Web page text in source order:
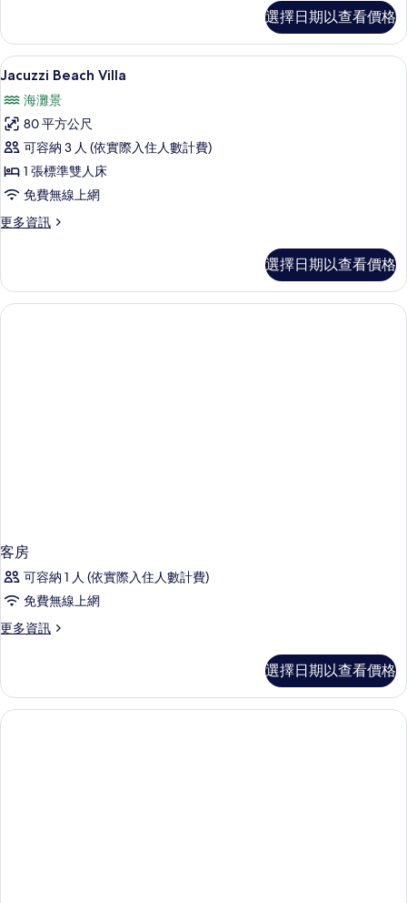
相
片
海
濱
的
情
選擇日期以查看價格
顯
Jacuzzi
Beach
Villa
的
所
有
10
Jacuzzi Beach Villa
海灘景
80 平方公尺
可容納 3 人 (依實際入住人數計費)
1 張標準雙人床
免費無線上網
更多資訊
更
Villa
的
詳
選擇日期以查看價格
客房
可容納 1 人 (依實際入住人數計費)
免費無線上網
更多資訊
更
的
詳
情
選擇日期以查看價格